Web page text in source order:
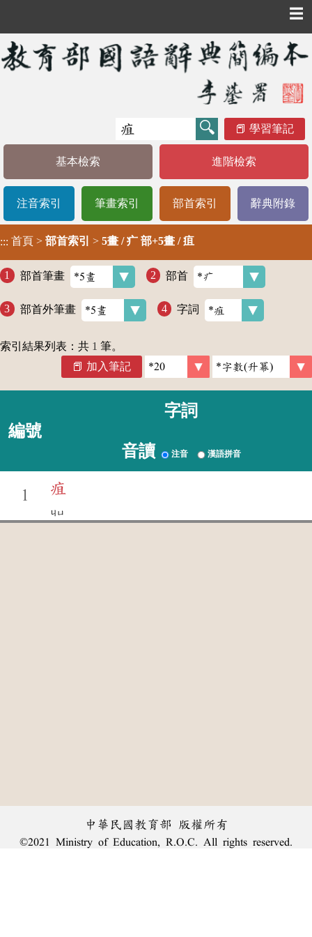
☰
學習筆記
基本檢索 進階檢索
注音索引 筆畫索引 部首索引 辭典附錄
::: 首頁 > 部首索引 > 5畫 / 疒 部+5畫 / 疽
部首筆畫 部首
部首外筆畫 字詞
索引結果列表：共 1 筆。
加入筆記
編號
字詞
音讀 注音 漢語拼音
1 疽
ㄐㄩ
中華民國教育部 版權所有
©2021 Ministry of Education, R.O.C. All rights reserved.